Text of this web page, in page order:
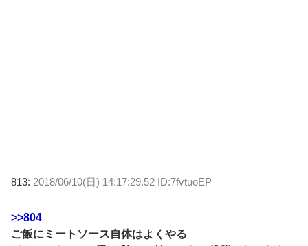
813: 2018/06/10(日) 14:17:29.52 ID:7fvtuoEP
>>804
ご飯にミートソース自体はよくやる